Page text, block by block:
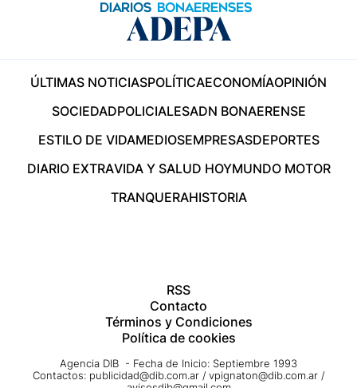
ÚLTIMAS NOTICIASPOLÍTICAECONOMÍAOPINIÓN
SOCIEDADPOLICIALESADN BONAERENSE
ESTILO DE VIDAMEDIOSEMPRESASDEPORTES
DIARIO EXTRAVIDA Y SALUD HOYMUNDO MOTOR
TRANQUERAHISTORIA
RSS
Contacto
Términos y Condiciones
Política de cookies
Agencia DIB - Fecha de Inicio: Septiembre 1993
Contactos: publicidad@dib.com.ar / vpignaton@dib.com.ar /